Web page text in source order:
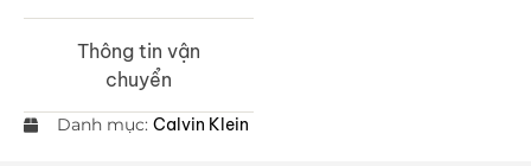
Thông tin vận
chuyển
Danh mục: Calvin Klein